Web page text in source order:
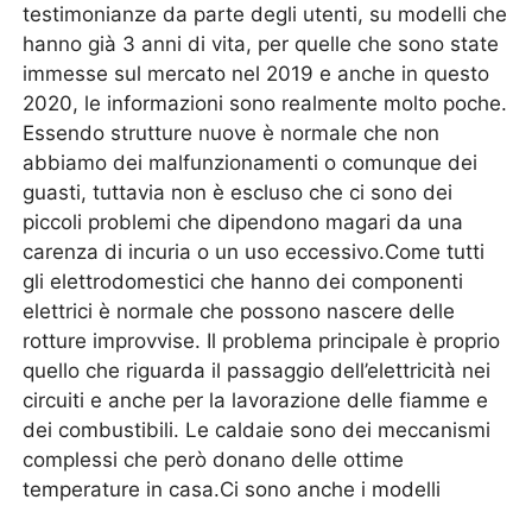
testimonianze da parte degli utenti, su modelli che
hanno già 3 anni di vita, per quelle che sono state
immesse sul mercato nel 2019 e anche in questo
2020, le informazioni sono realmente molto poche.
Essendo strutture nuove è normale che non
abbiamo dei malfunzionamenti o comunque dei
guasti, tuttavia non è escluso che ci sono dei
piccoli problemi che dipendono magari da una
carenza di incuria o un uso eccessivo.Come tutti
gli elettrodomestici che hanno dei componenti
elettrici è normale che possono nascere delle
rotture improvvise. Il problema principale è proprio
quello che riguarda il passaggio dell’elettricità nei
circuiti e anche per la lavorazione delle fiamme e
dei combustibili. Le caldaie sono dei meccanismi
complessi che però donano delle ottime
temperature in casa.Ci sono anche i modelli